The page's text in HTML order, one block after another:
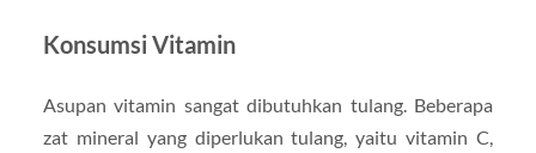
Konsumsi Vitamin
Asupan vitamin sangat dibutuhkan tulang. Beberapa
zat mineral yang diperlukan tulang, yaitu vitamin C,